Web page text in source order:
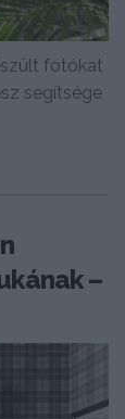
fotókat
segítsége
–